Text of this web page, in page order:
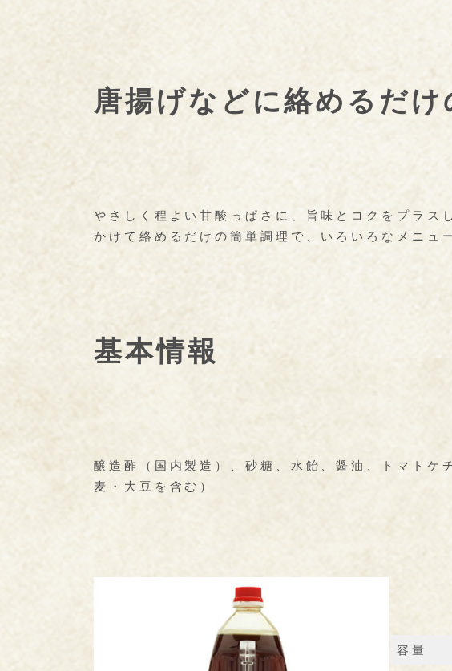
唐揚げなどに絡めるだ
やさしく程よい甘酸っぱさに、旨味とコクをプラス
かけて絡めるだけの簡単調理で、いろいろなメニュ
基本情報
醸造酢（国内製造）、砂糖、水飴、醤油、トマト
麦・大豆を含む）
容量